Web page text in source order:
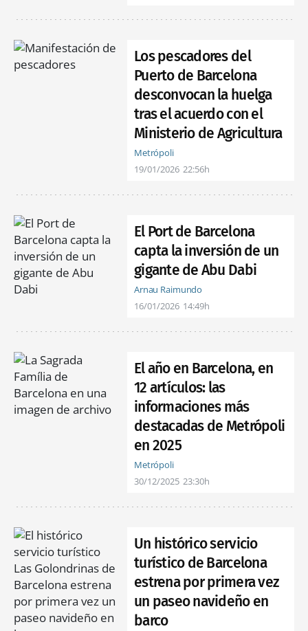
Los pescadores del
Puerto de Barcelona
desconvocan la huelga
tras el acuerdo con el
Ministerio de Agricultura
Metrópoli
19/01/2026 22:56h
El Port de Barcelona
capta la inversión de un
gigante de Abu Dabi
Arnau Raimundo
16/01/2026 14:49h
El año en Barcelona, en
12 artículos: las
informaciones más
destacadas de Metrópoli
en 2025
Metrópoli
30/12/2025 23:30h
Un histórico servicio
turístico de Barcelona
estrena por primera vez
un paseo navideño en
barco